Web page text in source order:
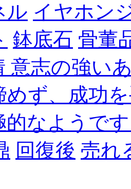
ル イヤホン
鉢底石 骨董
意志の強い
めず、成功
的なようで
回復後 売れ